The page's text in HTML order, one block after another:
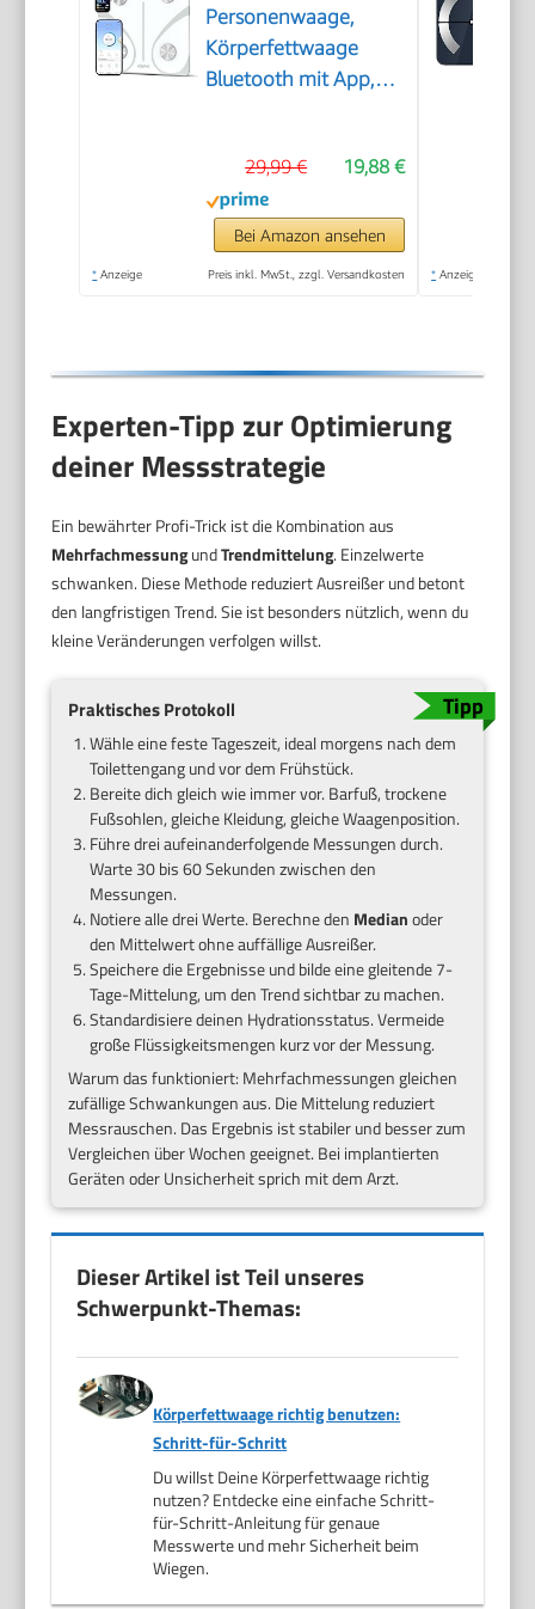
Personenwaage,
Körperfettwaage
Bluetooth mit App,
19,88 €
29,99 €
Bei Amazon ansehen
* Anzeige Preis inkl. MwSt., zzgl. Versandkosten * Anzeige
Experten-Tipp zur Optimierung
deiner Messstrategie
Ein bewährter Profi-Trick ist die Kombination aus
MehrfachmessungundTrendmittelung. Einzelwerte
schwanken. Diese Methode reduziert Ausreißer und betont
den langfristigen Trend. Sie ist besonders nützlich, wenn du
kleine Veränderungen verfolgen willst.
Praktisches Protokoll
Wähle eine feste Tageszeit, ideal morgens nach dem
Toilettengang und vor dem Frühstück.
Bereite dich gleich wie immer vor. Barfuß, trockene
Fußsohlen, gleiche Kleidung, gleiche Waagenposition.
Führe drei aufeinanderfolgende Messungen durch.
Warte 30 bis 60 Sekunden zwischen den
Messungen.
Notiere alle drei Werte. Berechne den Medianoder
den Mittelwert ohne auffällige Ausreißer.
Speichere die Ergebnisse und bilde eine gleitende 7-
Tage-Mittelung, um den Trend sichtbar zu machen.
Standardisiere deinen Hydrationsstatus. Vermeide
große Flüssigkeitsmengen kurz vor der Messung.
Warum das funktioniert: Mehrfachmessungen gleichen
zufällige Schwankungen aus. Die Mittelung reduziert
Messrauschen. Das Ergebnis ist stabiler und besser zum
Vergleichen über Wochen geeignet. Bei implantierten
Geräten oder Unsicherheit sprich mit dem Arzt.
Dieser Artikel ist Teil unseres
Schwerpunkt-Themas:
Körperfettwaage richtig benutzen:
Schritt-für-Schritt
Du willst Deine Körperfettwaage richtig
nutzen? Entdecke eine einfache Schritt-
für-Schritt-Anleitung für genaue
Messwerte und mehr Sicherheit beim
Wiegen.